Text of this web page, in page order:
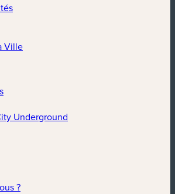
Ville
Underground
?